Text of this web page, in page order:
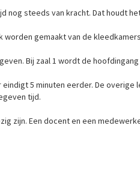
nog steeds van kracht. Dat houdt
worden gemaakt van de kleedkamers
Bij zaal 1 wordt de
5 minuten eerder. De overige
tijd.
zijn. Een docent en een